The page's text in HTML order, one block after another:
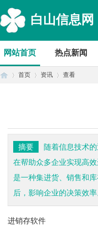
白山信息网
网站首页 热点新闻
首页 资讯 查看
摘要
随着信息技术
在帮助众多企业实现高
是一种集进货、销售和
后，影响企业的决策效
进销存软件